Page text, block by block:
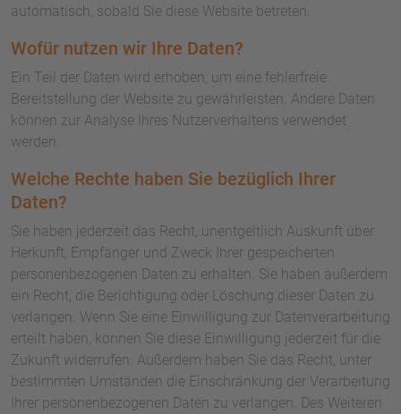
automatisch, sobald Sie diese Website betreten.
Wofür nutzen wir Ihre Daten?
Ein Teil der Daten wird erhoben, um eine fehlerfreie
Bereitstellung der Website zu gewährleisten. Andere Daten
können zur Analyse Ihres Nutzerverhaltens verwendet
werden.
Welche Rechte haben Sie bezüglich Ihrer
Daten?
Sie haben jederzeit das Recht, unentgeltlich Auskunft über
Herkunft, Empfänger und Zweck Ihrer gespeicherten
personenbezogenen Daten zu erhalten. Sie haben außerdem
ein Recht, die Berichtigung oder Löschung dieser Daten zu
verlangen. Wenn Sie eine Einwilligung zur Datenverarbeitung
erteilt haben, können Sie diese Einwilligung jederzeit für die
Zukunft widerrufen. Außerdem haben Sie das Recht, unter
bestimmten Umständen die Einschränkung der Verarbeitung
Ihrer personenbezogenen Daten zu verlangen. Des Weiteren